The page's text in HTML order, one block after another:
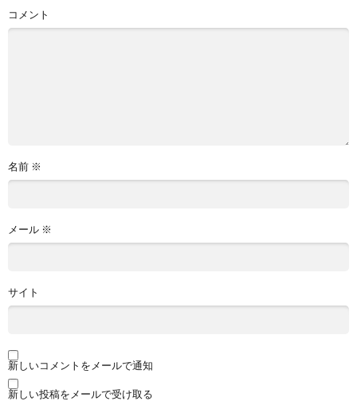
コメント
名前 ※
メール ※
サイト
新しいコメントをメールで通知
新しい投稿をメールで受け取る